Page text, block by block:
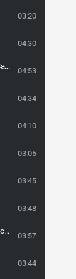
03:20
04:30
Drank In My Cup (Johnny CaGe Remix)★★★★
04:53
04:34
04:10
03:05
03:45
03:48
W.F.Y (Emynd's NOLA Bounce Remix)
03:57
03:44